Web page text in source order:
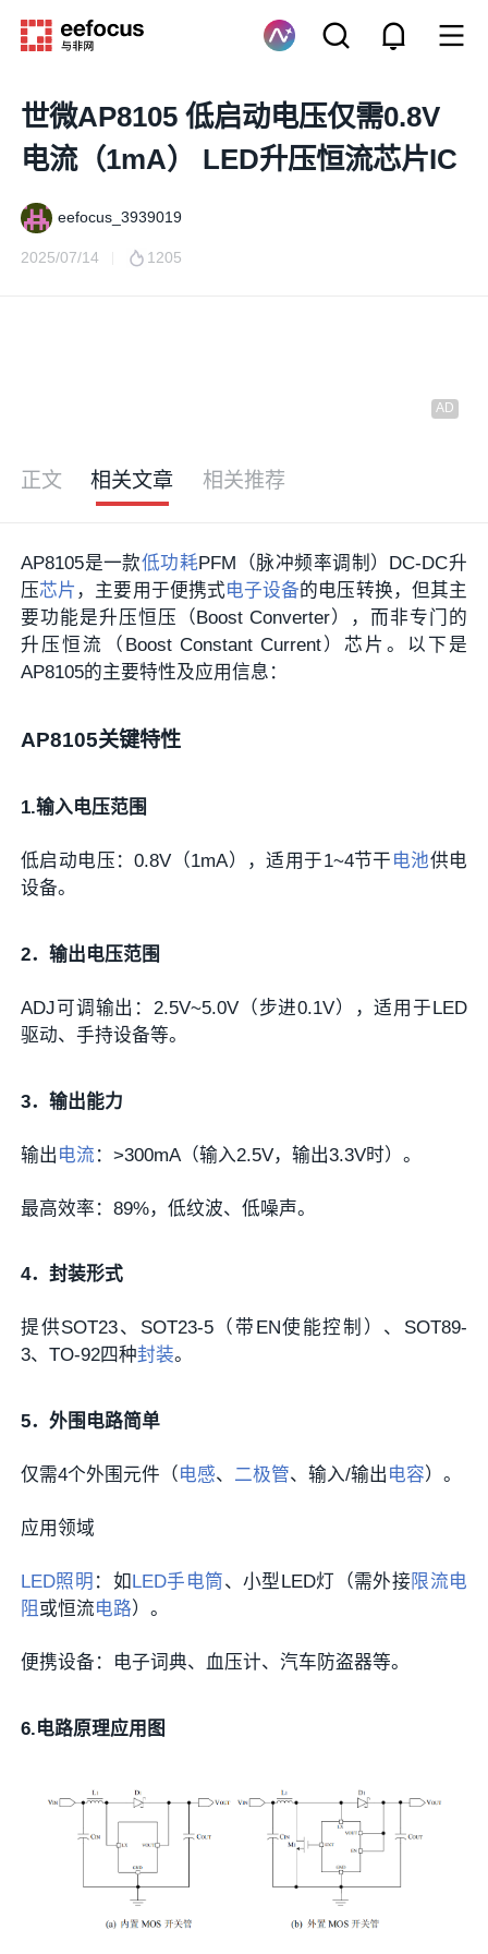
世微AP8105 低启动电压仅需0.8V
电流（1mA） LED升压恒流芯片IC
eefocus_3939019
2025/07/14 1205
正文 相关文章 相关推荐
AP8105是一款低功耗PFM（脉冲频率调制）DC-DC升
压芯片 ，主要用于便携式电子设备的电压转换，但其主
要功能是升压恒压（Boost Converter），而非专门的
升压恒流（Boost Constant Current）芯片。以下是
AP8105的主要特性及应用信息：
AP8105关键特性
1.输入电压范围
低启动电压：0.8V（1mA），适用于1~4节干 电池供电
设备。
2．输出电压范围
ADJ可调输出：2.5V~5.0V（步进0.1V），适用于LED
驱动、手持设备等。
3．输出能力
输出 电流 ：>300mA（输入2.5V，输出3.3V时）。
最高效率：89%，低纹波、低噪声。
4．封装形式
提供SOT23、SOT23-5（带EN使能控制）、SOT89-
3、TO-92四种封装。
5．外围电路简单
仅需4个外围元件（电感、 二极管、输入/输出 电容）。
应用领域
LED照明 ：如LED手电筒、小型LED灯（需外接 限流电
阻 或恒流电路）。
便携设备：电子词典、血压计、汽车防盗器等。
6.电路原理应用图